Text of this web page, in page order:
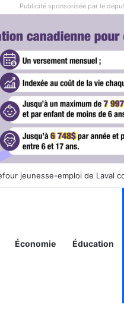
Publicité sponsorisée par le
le 20 septembre sa
Économie Éducation